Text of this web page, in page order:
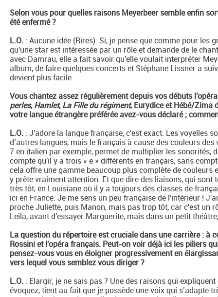
Selon vous pour quelles raisons Meyerbeer semble enfin
été enfermé ?
L.O. : Aucune idée (Rires). Si, je pense que comme pour les
qu'une star est intéressée par un rôle et demande de le
avec Damrau, elle a fait savoir qu'elle voulait interpréter
album, de faire quelques concerts et Stéphane Lissner a
devient plus facile.
Vous chantez assez régulièrement depuis vos débuts
perles,Hamlet,La Fille du régiment, Eurydice et Hébé/Zima
votre langue étrangère préférée avez-vous déclaré ;
L.O. : J'adore la langue française, c'est exact. Les voyelles
d’autres langues, mais le français à cause des couleurs
7 en italien par exemple, permet de multiplier les sonorités,
compte qu'il y a trois « e » différents en français, sans
cela offre une gamme beaucoup plus complète de couleurs
y prête vraiment attention. Et que dire des liaisons, qui
très tôt, en Louisiane où il y a toujours des classes de
ici en France. Je me sens un peu française de l'intérieur !
proche Juliette, puis Manon, mais pas trop tôt, car c'est un
Leila, avant d'essayer Marguerite, mais dans un petit
La question du répertoire est cruciale dans une carrière : à
Rossini et l'opéra français. Peut-on voir déjà ici les piliers
pensez-vous vous en éloigner progressivement en
vers lequel vous semblez vous diriger ?
L.O. : Elargir, je ne sais pas ? Une des raisons qui
évoquez, tient au fait que je possède une voix qui s’adapte